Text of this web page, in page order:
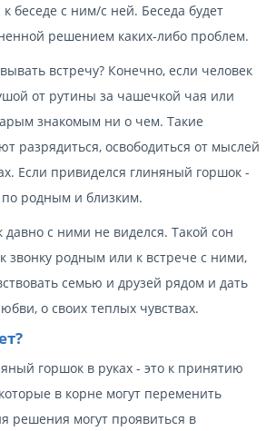
беседе с ним/с ней. Беседа будет
решением каких-либо проблем.
встречу? Конечно, если человек
от рутины за чашечкой чая или
знакомым ни о чем. Такие
разрядиться, освободиться от мыслей
Если привиделся глиняный горшок -
по родным и близким.
давно с ними не виделся. Такой сон
звонку родным или к встрече с ними,
семью и друзей рядом и дать
о своих теплых чувствах.
горшок в руках - это к принятию
в корне могут переменить
решения могут проявиться в